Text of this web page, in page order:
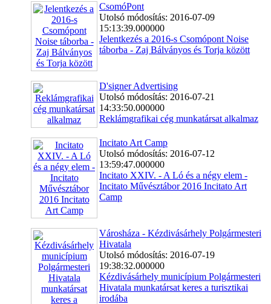
CsomóPont
Utolsó módosítás: 2016-07-09
15:13:39.000000
Jelentkezés a 2016-s Csomópont Noise
táborba - Zaj Bálványos és Torja között
D'signer Advertising
Utolsó módosítás: 2016-07-21
14:33:50.000000
Reklámgrafikai cég munkatársat alkalmaz
Incitato Art Camp
Utolsó módosítás: 2016-07-12
13:59:47.000000
Incitato XXIV. - A Ló és a négy elem -
Incitato Művésztábor 2016 Incitato Art
Camp
Városháza - Kézdivásárhely Polgármesteri
Hivatala
Utolsó módosítás: 2016-07-19
19:38:32.000000
Kézdivásárhely municípium Polgármesteri
Hivatala munkatársat keres a turisztikai
irodába